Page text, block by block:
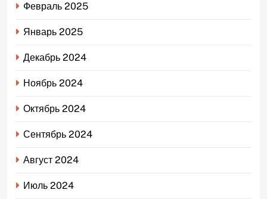
Февраль 2025
Январь 2025
Декабрь 2024
Ноябрь 2024
Октябрь 2024
Сентябрь 2024
Август 2024
Июль 2024